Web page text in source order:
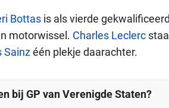
Bottasis als vierde
motorwissel. Charles Leclerc
Sainzéén plekje daarachter.
bij GP van Verenigde Staten?